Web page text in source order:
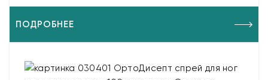
ПОДРОБНЕЕ